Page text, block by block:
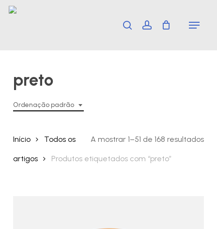
Skip
search account Menu
preto
Ordenação padrão
A mostrar 1–51 de 168 resultados
Início Todos os
artigos Produtos etiquetados com “preto”